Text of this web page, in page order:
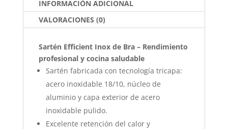
INFORMACIÓN ADICIONAL
VALORACIONES (0)
Sartén Efficient Inox de Bra – Rendimiento
profesional y cocina saludable
Sartén fabricada con tecnología tricapa:
acero inoxidable 18/10, núcleo de
aluminio y capa exterior de acero
inoxidable pulido.
Excelente retención del calor y